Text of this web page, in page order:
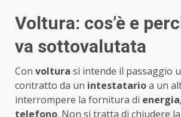
Voltura: cos’è e
va sottovalutata
Con voltura si intende il passaggio
contratto da un intestatarioa un
interrompere la fornitura di
telefono. Non si tratta di chiudere